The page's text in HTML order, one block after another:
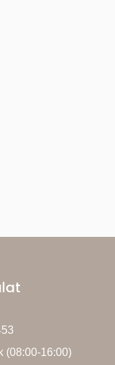
(08:00-16:00)